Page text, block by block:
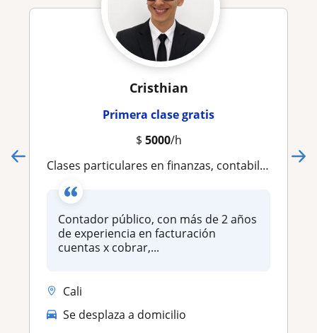
Cristhian
Primera clase gratis
$ 5000/h
Clases particulares en finanzas, contabilidad entre otros
Contador público, con más de 2 años
de experiencia en facturación
cuentas x cobrar,...
Cali
Se desplaza a domicilio